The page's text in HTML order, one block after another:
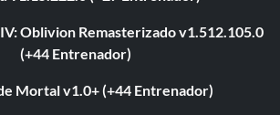
Oblivion Remasterizado v1.512.105.0
(+44 Entrenador)
Mortal v1.0+ (+44 Entrenador)